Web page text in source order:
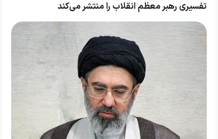
تفسیری رهبر معظم انقلاب را منتشر می‌کند